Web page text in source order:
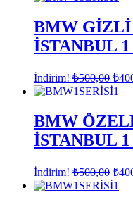
BMW
İSTANBUL
İndirim! ₺500,00
fiyat:
₺
BMW
İSTANBUL
İndirim! ₺500,00
fiyat:
₺